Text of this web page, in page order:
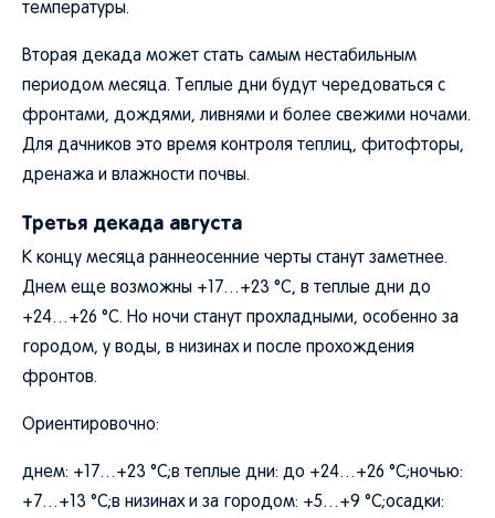
температуры.
Вторая декада может стать самым нестабильным
периодом месяца. Теплые дни будут чередоваться с
фронтами, дождями, ливнями и более свежими ночами.
Для дачников это время контроля теплиц, фитофторы,
дренажа и влажности почвы.
Третья декада августа
К концу месяца раннеосенние черты станут заметнее.
Днем еще возможны +17…+23 °C, в теплые дни до
+24…+26 °C. Но ночи станут прохладными, особенно за
городом, у воды, в низинах и после прохождения
фронтов.
Ориентировочно:
днем: +17…+23 °C;в теплые дни: до +24…+26 °C;ночью:
+7…+13 °C;в низинах и за городом: +5…+9 °C;осадки: